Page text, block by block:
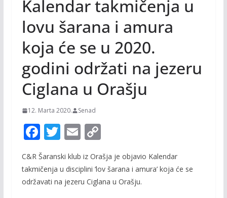
Kalendar takmičenja u
lovu šarana i amura
koja će se u 2020.
godini održati na jezeru
Ciglana u Orašju
12. Marta 2020. Senad
F
ac
e
b
T
w
itt
er
E
ai
l
C
o
p
y
C&R Šaranski klub iz Orašja je objavio Kalendar
takmičenja u disciplini ‘lov šarana i amura’ koja će se
održavati na jezeru Ciglana u Orašju.